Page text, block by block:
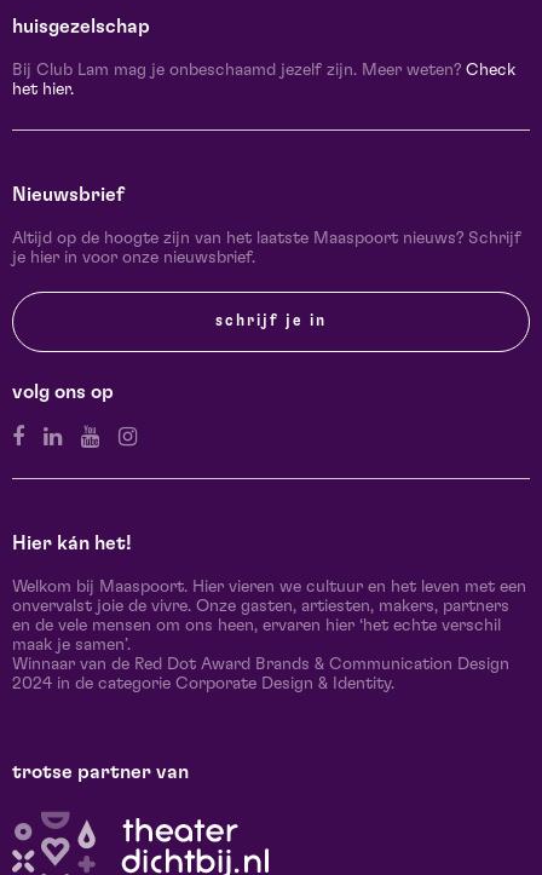
huisgezelschap
Bij Club Lam mag je onbeschaamd jezelf zijn. Meer weten? Check
het hier.
Nieuwsbrief
Altijd op de hoogte zijn van het laatste Maaspoort nieuws? Schrijf
je hier in voor onze nieuwsbrief.
schrijf je in
volg ons op
Hier kán het!
Welkom bij Maaspoort. Hier vieren we cultuur en het leven met een
onvervalst joie de vivre. Onze gasten, artiesten, makers, partners
en de vele mensen om ons heen, ervaren hier ‘het echte verschil
maak je samen’.
Winnaar van de Red Dot Award Brands & Communication Design
2024 in de categorie Corporate Design & Identity.
trotse partner van